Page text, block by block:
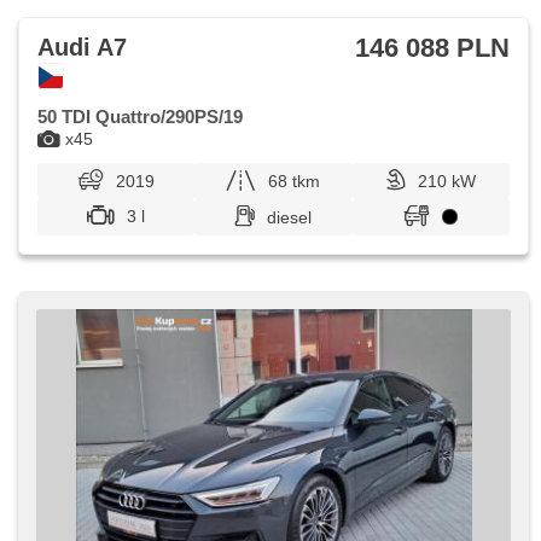
x45
Audi A7 146 088 PLN
50 TDI Quattro/290PS/19
2019 68 tkm
210 kW
3 l
diesel